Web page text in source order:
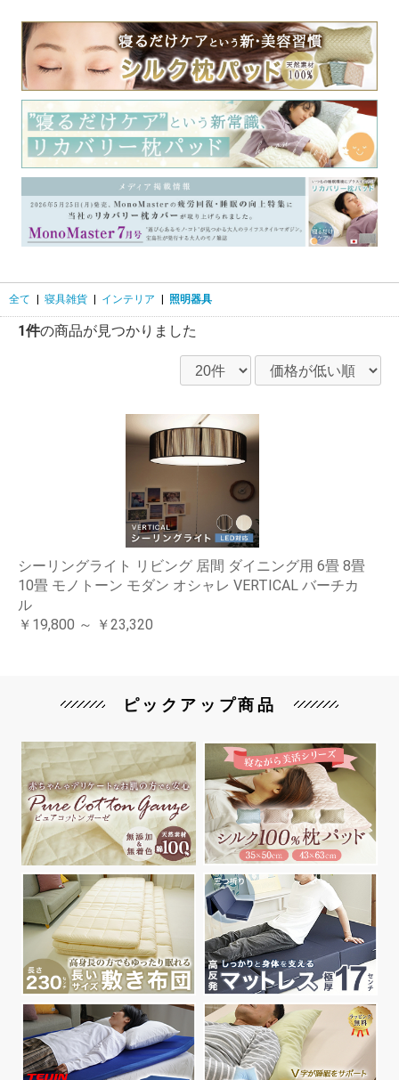
全て 寝具雑貨 インテリア 照明器具
1件の商品が見つかりました
シーリングライト リビング 居間 ダイニング用 6畳 8畳
10畳 モノトーン モダン オシャレ VERTICAL バーチカ
ル
￥19,800 ～ ￥23,320
ピックアップ商品